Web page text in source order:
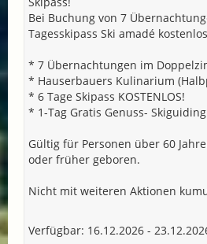
Bei Buchung von 7
Tagesskipass Ski amadé
* 7 Übernachtungen im
* Hauserbauers Kulinarium
* 6 Tage Skipass KOSTENLOS!
* 1-Tag Gratis Genuss- Skiguiding
Gültig für Personen über 60
oder früher geboren.
Nicht mit weiteren Aktionen
Verfügbar: 16.12.2026 -